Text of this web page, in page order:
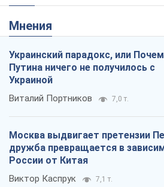
Мнения
Украинский парадокс, или
Путина ничего не получилось с
Украиной
Виталий Портников 7,0 т.
Москва выдвигает претензии
дружба превращается в
России от Китая
Виктор Каспрук 7,1 т.